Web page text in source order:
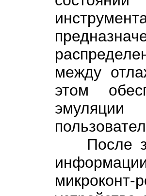
между
этом
После